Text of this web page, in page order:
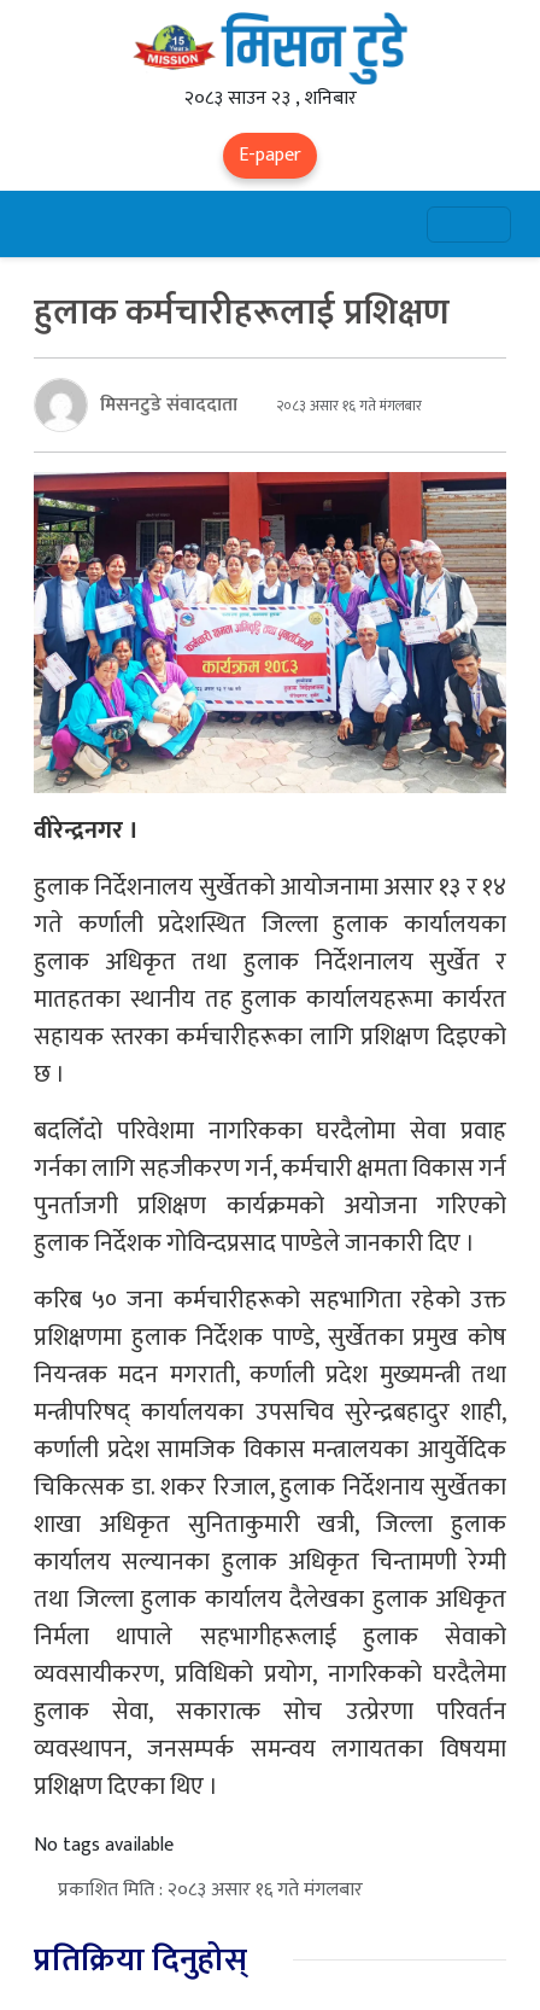
२०८३ साउन २३ , शनिबार
E-paper
हुलाक कर्मचारीहरूलाई प्रशिक्षण
मिसनटुडे संवाददाता २०८३ असार १६ गते मंगलबार
वीरेन्द्रनगर ।
हुलाक निर्देशनालय सुर्खेतको आयोजनामा असार १३ र १४
गते कर्णाली प्रदेशस्थित जिल्ला हुलाक कार्यालयका
हुलाक अधिकृत तथा हुलाक निर्देशनालय सुर्खेत र
मातहतका स्थानीय तह हुलाक कार्यालयहरूमा कार्यरत
सहायक स्तरका कर्मचारीहरूका लागि प्रशिक्षण दिइएको
छ ।
बदलिँदो परिवेशमा नागरिकका घरदैलोमा सेवा प्रवाह
गर्नका लागि सहजीकरण गर्न, कर्मचारी क्षमता विकास गर्न
पुनर्ताजगी प्रशिक्षण कार्यक्रमको अयोजना गरिएको
हुलाक निर्देशक गोविन्दप्रसाद पाण्डेले जानकारी दिए ।
करिब ५० जना कर्मचारीहरूको सहभागिता रहेको उक्त
प्रशिक्षणमा हुलाक निर्देशक पाण्डे, सुर्खेतका प्रमुख कोष
नियन्त्रक मदन मगराती, कर्णाली प्रदेश मुख्यमन्त्री तथा
मन्त्रीपरिषद् कार्यालयका उपसचिव सुरेन्द्रबहादुर शाही,
कर्णाली प्रदेश सामजिक विकास मन्त्रालयका आयुर्वेदिक
चिकित्सक डा. शकर रिजाल, हुलाक निर्देशनाय सुर्खेतका
शाखा अधिकृत सुनिताकुमारी खत्री, जिल्ला हुलाक
कार्यालय सल्यानका हुलाक अधिकृत चिन्तामणी रेग्मी
तथा जिल्ला हुलाक कार्यालय दैलेखका हुलाक अधिकृत
निर्मला थापाले सहभागीहरूलाई हुलाक सेवाको
व्यवसायीकरण, प्रविधिको प्रयोग, नागरिकको घरदैलेमा
हुलाक सेवा, सकारात्क सोच उत्प्रेरणा परिवर्तन
व्यवस्थापन, जनसम्पर्क समन्वय लगायतका विषयमा
प्रशिक्षण दिएका थिए ।
No tags available
प्रकाशित मिति : २०८३ असार १६ गते मंगलबार
प्रतिक्रिया दिनुहोस्